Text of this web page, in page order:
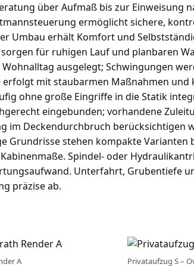
über Aufmaß bis zur Einweisung
ermöglicht sichere,
Umbau erhält Komfort und
für ruhigen Lauf und planbaren
ausgelegt; Schwingungen
mit staubarmen Maßnahmen und
ohne große Eingriffe in die Statik
eingebunden; vorhandene
im Deckendurchbruch berücksichtigen
Grundrisse stehen kompakte Varianten
Spindel- oder
Unterfahrt, Grubentiefe
präzise ab.
A Privataufzug S –